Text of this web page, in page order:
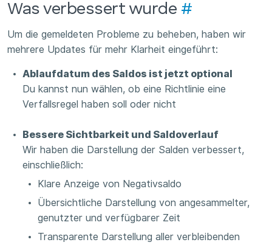
Was verbessert wurde #
Um die gemeldeten Probleme zu beheben, haben wir
mehrere Updates für mehr Klarheit eingeführt:
Ablaufdatum des Saldos ist jetzt optional
Du kannst nun wählen, ob eine Richtlinie eine
Verfallsregel haben soll oder nicht
Bessere Sichtbarkeit und Saldoverlauf
Wir haben die Darstellung der Salden verbessert,
einschließlich:
Klare Anzeige von Negativsaldo
Übersichtliche Darstellung von angesammelter,
genutzter und verfügbarer Zeit
Transparente Darstellung aller verbleibenden